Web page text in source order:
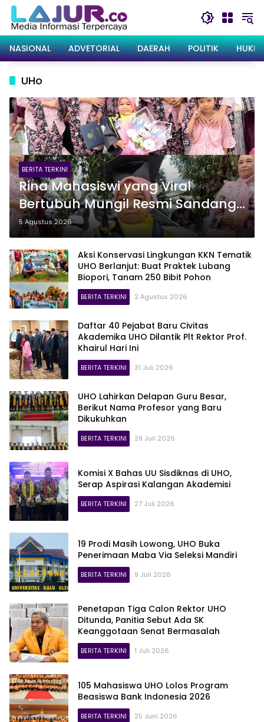
Langsung
konten
NASIONAL
ADVETORIAL DAERAH POLITIK
UHo
BERITA TERKINI
Rina Mahasiswi yang Viral
Bertubuh Mungil Resmi Sandang
Gelar Sarjana UHO, Kini Target
Kejar S2
5 Agustus 2026
Aksi Konservasi Lingkungan KKN Tematik
UHO Berlanjut: Buat Praktek Lubang
Biopori, Tanam 250 Bibit Pohon
BERITA TERKINI 2 Agustus 2026
Daftar 40 Pejabat Baru Civitas
Akademika UHO Dilantik Plt Rektor Prof.
Khairul Hari Ini
BERITA TERKINI 31 Juli 2026
UHO Lahirkan Delapan Guru Besar,
Berikut Nama Profesor yang Baru
Dikukuhkan
BERITA TERKINI 29 Juli 2026
Komisi X Bahas UU Sisdiknas di UHO,
Serap Aspirasi Kalangan Akademisi
BERITA TERKINI 27 Juli 2026
19 Prodi Masih Lowong, UHO Buka
Penerimaan Maba Via Seleksi Mandiri
BERITA TERKINI 9 Juli 2026
Penetapan Tiga Calon Rektor UHO
Ditunda, Panitia Sebut Ada SK
Keanggotaan Senat Bermasalah
BERITA TERKINI 1 Juli 2026
105 Mahasiswa UHO Lolos Program
Beasiswa Bank Indonesia 2026
BERITA TERKINI 25 Juni 2026